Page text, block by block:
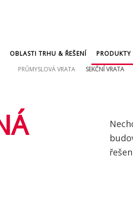
OBLASTI TRHU & ŘEŠENÍ PRODUKTY
PRŮMYSLOVÁ VRATA
SEKČNÍ VRATA